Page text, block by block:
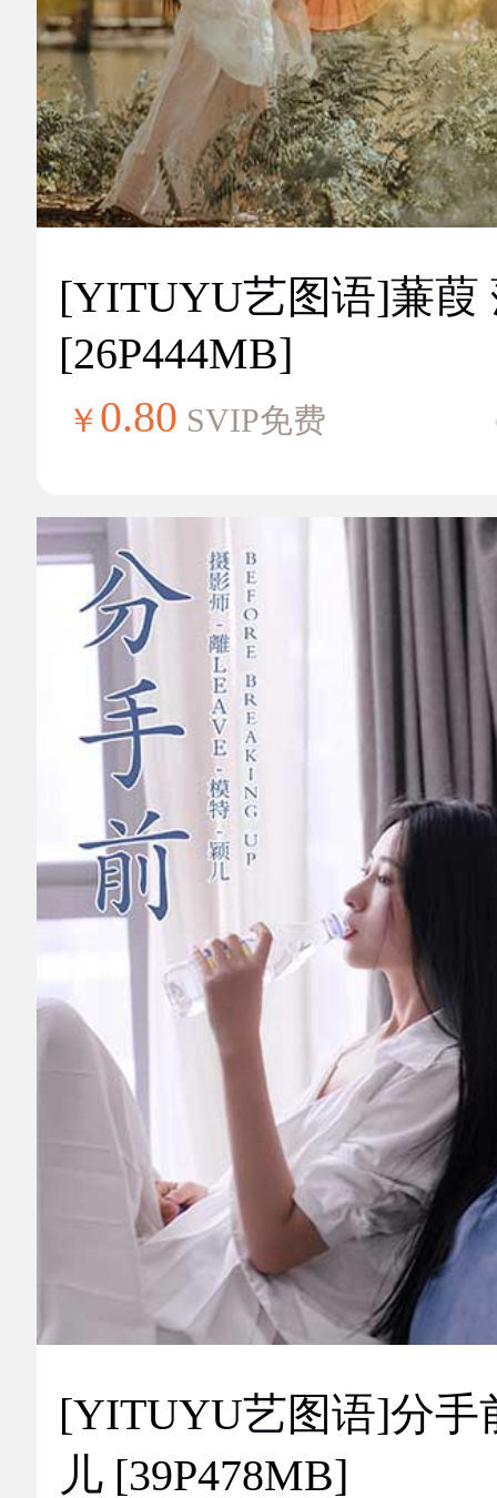
[YITUYU艺图语]蒹葭
[26P444MB]
￥ 0.80 SVIP免费
[YITUYU艺图语]分手
儿 [39P478MB]